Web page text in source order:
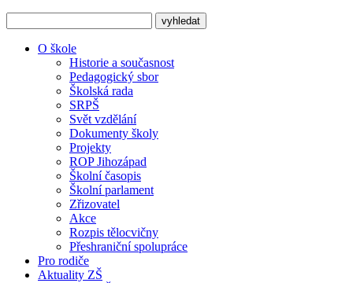
O škole
Historie a současnost
Pedagogický sbor
Školská rada
SRPŠ
Svět vzdělání
Dokumenty školy
Projekty
ROP Jihozápad
Školní časopis
Školní parlament
Zřizovatel
Akce
Rozpis tělocvičny
Přeshraniční spolupráce
Pro rodiče
Aktuality ZŠ